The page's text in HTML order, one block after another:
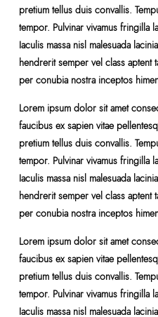
pretium tellus duis convallis.
tempor. Pulvinar vivamus fringilla
Iaculis massa nisl malesuada
hendrerit semper vel class
per conubia nostra inceptos
Lorem ipsum dolor sit amet
faucibus ex sapien vitae
pretium tellus duis convallis.
tempor. Pulvinar vivamus fringilla
Iaculis massa nisl malesuada
hendrerit semper vel class
per conubia nostra inceptos
Lorem ipsum dolor sit amet
faucibus ex sapien vitae
pretium tellus duis convallis.
tempor. Pulvinar vivamus fringilla
Iaculis massa nisl malesuada